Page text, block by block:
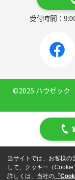
受付時間：
©2025 ハウゼック
当サイトでは、お客様の
して、クッキー（Cookie
詳しくは、当社の 「